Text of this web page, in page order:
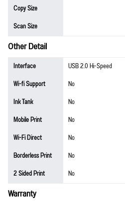
Copy Size
Scan Size
Other Detail
Interface
USB 2.0 Hi-Speed
Wi-fi Support
No
Ink Tank
No
Mobile Print
No
Wi-Fi Direct
No
Borderless Print
No
2 Sided Print
No
Warranty